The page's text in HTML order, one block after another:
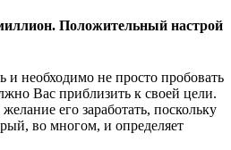
Положительный настрой
и необходимо не просто пробовать
Вас приблизить к своей цели.
его заработать, поскольку
во многом, и определяет